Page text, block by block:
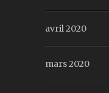
avril 2020
mars 2020